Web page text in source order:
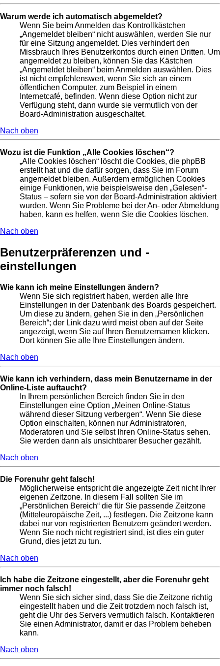
Warum werde ich automatisch abgemeldet?
Wenn Sie beim Anmelden das Kontrollkästchen
„Angemeldet bleiben“ nicht auswählen, werden Sie nur
für eine Sitzung angemeldet. Dies verhindert den
Missbrauch Ihres Benutzerkontos durch einen Dritten. Um
angemeldet zu bleiben, können Sie das Kästchen
„Angemeldet bleiben“ beim Anmelden auswählen. Dies
ist nicht empfehlenswert, wenn Sie sich an einem
öffentlichen Computer, zum Beispiel in einem
Internetcafé, befinden. Wenn diese Option nicht zur
Verfügung steht, dann wurde sie vermutlich von der
Board-Administration ausgeschaltet.
Nach oben
Wozu ist die Funktion „Alle Cookies löschen“?
„Alle Cookies löschen“ löscht die Cookies, die phpBB
erstellt hat und die dafür sorgen, dass Sie im Forum
angemeldet bleiben. Außerdem ermöglichen Cookies
einige Funktionen, wie beispielsweise den „Gelesen“-
Status – sofern sie von der Board-Administration aktiviert
wurden. Wenn Sie Probleme bei der An- oder Abmeldung
haben, kann es helfen, wenn Sie die Cookies löschen.
Nach oben
Benutzerpräferenzen und -
einstellungen
Wie kann ich meine Einstellungen ändern?
Wenn Sie sich registriert haben, werden alle Ihre
Einstellungen in der Datenbank des Boards gespeichert.
Um diese zu ändern, gehen Sie in den „Persönlichen
Bereich“; der Link dazu wird meist oben auf der Seite
angezeigt, wenn Sie auf Ihren Benutzernamen klicken.
Dort können Sie alle Ihre Einstellungen ändern.
Nach oben
Wie kann ich verhindern, dass mein Benutzername in der
Online-Liste auftaucht?
In Ihrem persönlichen Bereich finden Sie in den
Einstellungen eine Option „Meinen Online-Status
während dieser Sitzung verbergen“. Wenn Sie diese
Option einschalten, können nur Administratoren,
Moderatoren und Sie selbst Ihren Online-Status sehen.
Sie werden dann als unsichtbarer Besucher gezählt.
Nach oben
Die Forenuhr geht falsch!
Möglicherweise entspricht die angezeigte Zeit nicht Ihrer
eigenen Zeitzone. In diesem Fall sollten Sie im
„Persönlichen Bereich“ die für Sie passende Zeitzone
(Mitteleuropäische Zeit, ...) festlegen. Die Zeitzone kann
dabei nur von registrierten Benutzern geändert werden.
Wenn Sie noch nicht registriert sind, ist dies ein guter
Grund, dies jetzt zu tun.
Nach oben
Ich habe die Zeitzone eingestellt, aber die Forenuhr geht
immer noch falsch!
Wenn Sie sich sicher sind, dass Sie die Zeitzone richtig
eingestellt haben und die Zeit trotzdem noch falsch ist,
geht die Uhr des Servers vermutlich falsch. Kontaktieren
Sie einen Administrator, damit er das Problem beheben
kann.
Nach oben